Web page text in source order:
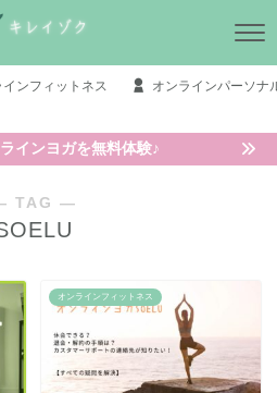
インフィットネス オンラインパーソナ
インヨガを無料体験♪
TAG ―
オンラインフィットネス